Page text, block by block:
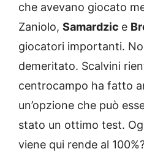
che avevano giocato
Zaniolo, Samardzic e
giocatori importanti.
demeritato. Scalvini
centrocampo ha fatto
un’opzione che può
stato un ottimo test.
viene qui rende al